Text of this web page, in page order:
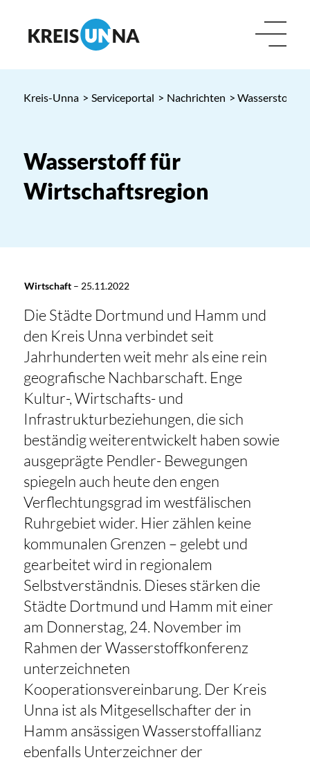
Kreis-Unna > Serviceportal > Nachrichten > Wasserstoff
Wasserstoff für
Wirtschaftsregion
Wirtschaft– 25.11.2022
Die Städte Dortmund und Hamm und
den Kreis Unna verbindet seit
Jahrhunderten weit mehr als eine rein
geografische Nachbarschaft. Enge
Kultur-, Wirtschafts- und
Infrastrukturbeziehungen, die sich
beständig weiterentwickelt haben sowie
ausgeprägte Pendler- Bewegungen
spiegeln auch heute den engen
Verflechtungsgrad im westfälischen
Ruhrgebiet wider. Hier zählen keine
kommunalen Grenzen – gelebt und
gearbeitet wird in regionalem
Selbstverständnis. Dieses stärken die
Städte Dortmund und Hamm mit einer
am Donnerstag, 24. November im
Rahmen der Wasserstoffkonferenz
unterzeichneten
Kooperationsvereinbarung. Der Kreis
Unna ist als Mitgesellschafter der in
Hamm ansässigen Wasserstoffallianz
ebenfalls Unterzeichner der